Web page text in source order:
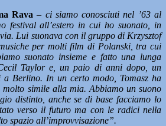
Rava – ci siamo conosciuti nel ’63 al
festival all’estero in cui ho suonato, in
Lui suonava con il gruppo di Krzysztof
per molti film di Polanski, tra cui
suonato insieme e fatto una lunga
Taylor e, un paio di anni dopo, un
a Berlino. In un certo modo, Tomasz ha
molto simile alla mia. Abbiamo un suono
distinto, anche se di base facciamo lo
verso il futuro ma con le radici nella
spazio all’improvvisazione”.